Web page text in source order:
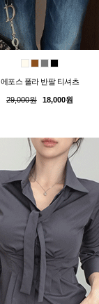
에포스 폴라 반팔 티셔츠
29,000원 18,000원